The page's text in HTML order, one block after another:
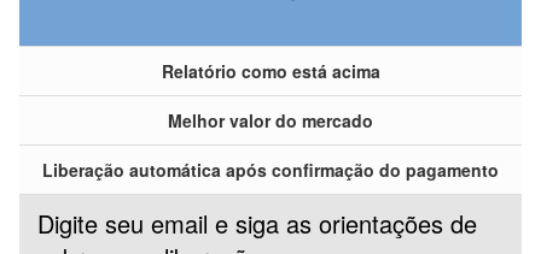
Relatório como está acima
Melhor valor do mercado
Liberação automática após confirmação do pagamento
Digite seu email e siga as orientações de